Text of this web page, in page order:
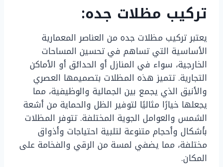
تركيب مظلات جده:
يعتبر تركيب مظلات جده من العناصر المعمارية
الأساسية التي تساهم في تحسين المساحات
الخارجية، سواء في المنازل أو الحدائق أو الأماكن
التجارية. تتميز هذه المظلات بتصميمها العصري
والأنيق الذي يجمع بين الجمالية والوظيفية، مما
يجعلها خيارًا مثاليًا لتوفير الظل والحماية من أشعة
الشمس والعوامل الجوية المختلفة. تتوفر المظلات
بأشكال وأحجام متنوعة لتلبية احتياجات وأذواق
مختلفة، مما يضفي لمسة من الرقي والفخامة على
المكان.